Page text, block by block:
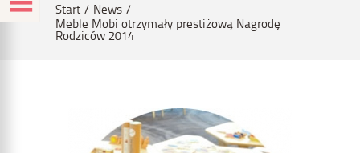
Start
News
Meble Mobi otrzymały prestiżową Nagrodę
Rodziców 2014